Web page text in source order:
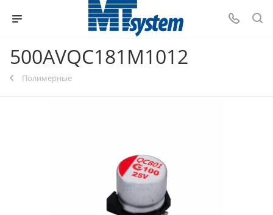
500AVQC181M1012
Полимерные